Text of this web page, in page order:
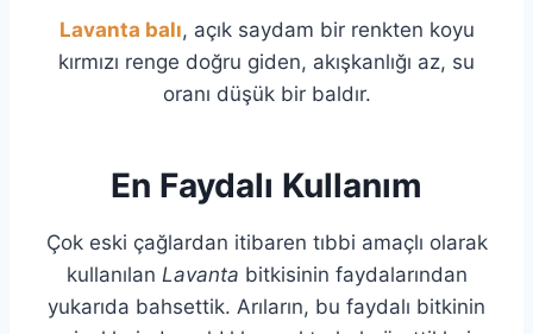
Lavanta balı, açık saydam bir renkten koyu
kırmızı renge doğru giden, akışkanlığı az, su
oranı düşük bir baldır.
En Faydalı Kullanım
Çok eski çağlardan itibaren tıbbi amaçlı olarak
kullanılan Lavanta bitkisinin faydalarından
yukarıda bahsettik. Arıların, bu faydalı bitkinin